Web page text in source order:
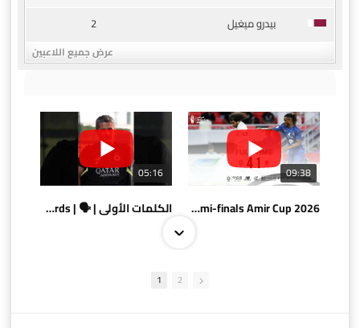
بيدرو ميغيل
2
عرض جميع اللاعبين
05:16
الكلمات الأولى | 🗣 | First words
09:38
AlSadd 4/1 AlDuhail - Semi-finals Amir Cup 2026 #السد/ الدحيل
1 2